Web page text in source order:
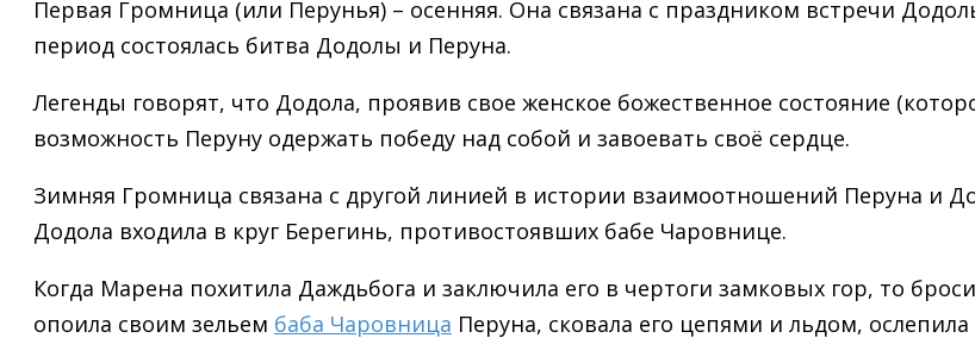
Первая Громница (или Перунья) – осенняя. Она связана с праздником встречи
период состоялась битва Додолы и Перуна.
Легенды говорят, что Додола, проявив свое женское божественное состояние
возможность Перуну одержать победу над собой и завоевать своё сердце.
Зимняя Громница связана с другой линией в истории взаимоотношений Перуна и
Додола входила в круг Берегинь, противостоявших бабе Чаровнице.
Когда Марена похитила Даждьбога и заключила его в чертоги замковых гор, то
опоила своим зельем баба Чаровница Перуна, сковала его цепями и льдом,